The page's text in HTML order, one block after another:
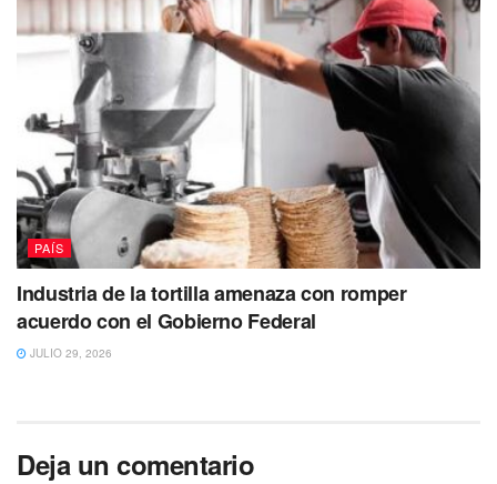
PAÍS
Industria de la tortilla amenaza con romper
acuerdo con el Gobierno Federal
JULIO 29, 2026
Deja un comentario